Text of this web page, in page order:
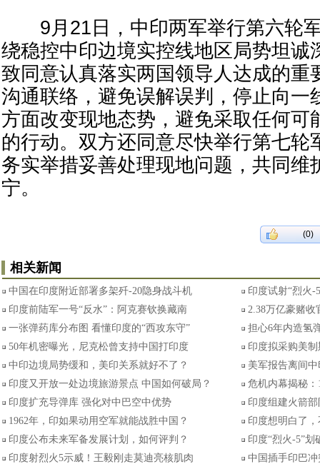
9月21日，中印两军举行第六轮
绕稳控中印边境实控线地区局势坦诚
致同意认真落实两国领导人达成的重
沟通联络，避免误解误判，停止向一
方面改变现地态势，避免采取任何可
的行动。双方还同意尽快举行第七轮
务实举措妥善处理现地问题，共同维
宁。
(0)
相关新闻
中国在印度附近部署多架歼-20隐身战斗机
印度试射“烈火-
印度前陆军一号“反水”：阿克赛钦换藏南
2.38万亿豪赌收
一张弹药库分布图 看懂印度的“西攻东守”
担心6年内造氢
50年机密曝光，尼克松曾支持中国打印度
印度拟采购美
中印边境局势缓和，美印关系就好不了？
美军报告离间
印度又开放一处边境旅游景点 中国如何破局？
危机内幕揭秘
印度扩充导弹库 强化对中巴空中优势
印度组建火箭
1962年，印如果动用空军就能战胜中国？
印度想明白了
印度公布未来军备发展计划，如何评判？
印度“烈火-5”
印度射烈火5示威！王毅刚走莫迪亮核肌肉
中国插手印巴